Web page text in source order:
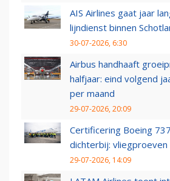
AIS Airlines gaat jaar
lijndienst binnen
30-07-2026, 6:30
Airbus handhaaft
halfjaar: eind volgend
per maand
29-07-2026, 20:09
Certificering Boeing
dichterbij:
29-07-2026, 14:09